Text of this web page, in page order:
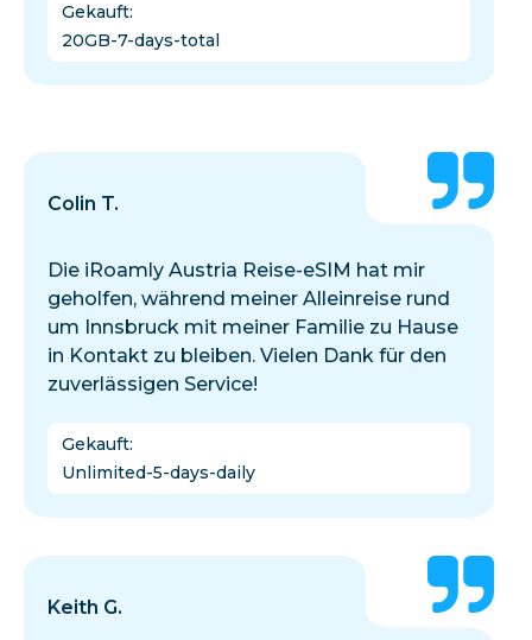
Gekauft:
20GB-7-days-total
Colin T.
Die iRoamly Austria Reise-eSIM hat mir
geholfen, während meiner Alleinreise rund
um Innsbruck mit meiner Familie zu Hause
in Kontakt zu bleiben. Vielen Dank für den
zuverlässigen Service!
Gekauft:
Unlimited-5-days-daily
Keith G.